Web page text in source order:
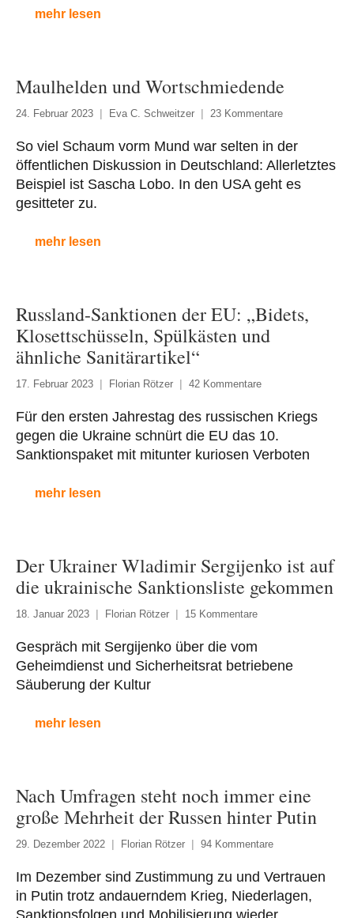
mehr lesen
Maulhelden und Wortschmiedende
24. Februar 2023 Eva C. Schweitzer 23 Kommentare
So viel Schaum vorm Mund war selten in der
öffentlichen Diskussion in Deutschland: Allerletztes
Beispiel ist Sascha Lobo. In den USA geht es
gesitteter zu.
mehr lesen
Russland-Sanktionen der EU: „Bidets,
Klosettschüsseln, Spülkästen und
ähnliche Sanitärartikel“
17. Februar 2023 Florian Rötzer 42 Kommentare
Für den ersten Jahrestag des russischen Kriegs
gegen die Ukraine schnürt die EU das 10.
Sanktionspaket mit mitunter kuriosen Verboten
mehr lesen
Der Ukrainer Wladimir Sergijenko ist auf
die ukrainische Sanktionsliste gekommen
18. Januar 2023 Florian Rötzer 15 Kommentare
Gespräch mit Sergijenko über die vom
Geheimdienst und Sicherheitsrat betriebene
Säuberung der Kultur
mehr lesen
Nach Umfragen steht noch immer eine
große Mehrheit der Russen hinter Putin
29. Dezember 2022 Florian Rötzer 94 Kommentare
Im Dezember sind Zustimmung zu und Vertrauen
in Putin trotz andauerndem Krieg, Niederlagen,